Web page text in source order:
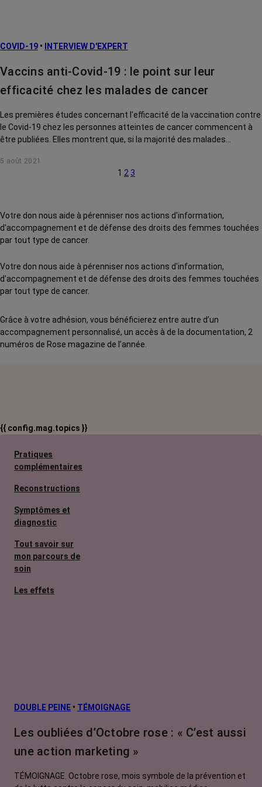
COVID-19 • INTERVIEW D'EXPERT
Vaccins anti-Covid-19 : le point sur leur
efficacité chez les malades de cancer
Les premières études concernant l'efficacité de la vaccination contre
le Covid-19 chez les personnes atteintes de cancer commencent à
être publiées. Elles montrent que, si la majorité des malades
la population générale, notamment en cas de cancers
hématologiques. Quelle incidence sur leur protection face à la
Saint Jean de Cagnes-sur-Mer.
5 août 2021
1 2 3
Votre don nous aide à pérenniser nos actions d'information,
d'accompagnement et de défense des droits des femmes touchées
par tout type de cancer.
Votre don nous aide à pérenniser nos actions d'information,
d'accompagnement et de défense des droits des femmes touchées
par tout type de cancer.
Grâce à votre adhésion, vous bénéficierez entre autre d’un
accompagnement personnalisé, un accès à de la documentation, 2
numéros de Rose magazine de l’année.
{{ config.mag.topics }}
Pratiques
complémentaires
Reconstructions
Symptômes et
diagnostic
Tout savoir sur
mon parcours de
soin
Les effets
L’après cancer
Traitements
contre le cancer
DOUBLE PEINE • TÉMOIGNAGE
Les oubliées d’Octobre rose : « C’est aussi
une action marketing »
TÉMOIGNAGE. Octobre rose, mois symbole de la prévention et